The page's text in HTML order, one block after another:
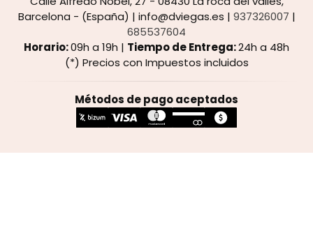
Barcelona - (España) | info@dviegas.es | 937326007 |
685537604
Horario:09h a 19h | Tiempo de Entrega:24h a 48h
(*) Precios con Impuestos incluidos
Métodos de pago aceptados